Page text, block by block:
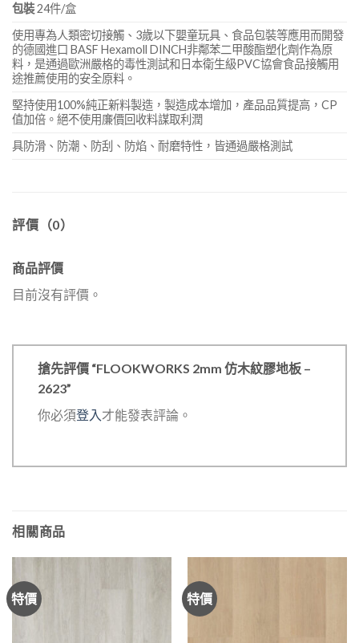
包裝24件/盒
使用專為人類密切接觸、3歲以下嬰童玩具、食品包裝等應用而開發
的德國進口 BASF Hexamoll DINCH非鄰苯二甲酸酯塑化劑作為原
料，是通過歐洲嚴格的毒性測試和日本衛生級PVC協會食品接觸用
途推薦使用的安全原料。
堅持使用100%純正新料製造，製造成本增加，產品品質提高，CP
值加倍。絕不使用廉價回收料謀取利潤
具防滑、防潮、防刮、防焰、耐磨特性，皆通過嚴格測試
評價（0）
商品評價
目前沒有評價。
搶先評價 “FLOOKWORKS 2mm 仿木紋膠地板 –
2623”
你必須登入才能發表評論。
相關商品
特價 特價